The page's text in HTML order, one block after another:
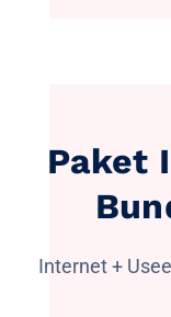
Paket
Internet +